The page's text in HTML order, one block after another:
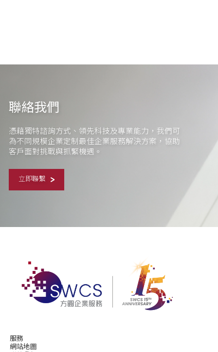
聯絡我們
憑藉獨特諮詢方式、領先科技及專業能力，我們可
為不同規模企業定制最佳企業服務解決方案，協助
客戶面對挑戰與抓緊機遇。
立即聯繫
服務
網站地圖